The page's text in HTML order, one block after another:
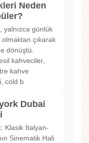
Neden
yalnızca günlük
çıkarak
dönüştü.
kahveciler,
kahve
cold b
Dubai
Klasik İtalyan-
Sinematik Hali